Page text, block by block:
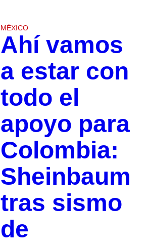
MÉXICO
Ahí vamos
a estar con
todo el
apoyo para
Colombia:
Sheinbaum
tras sismo
de